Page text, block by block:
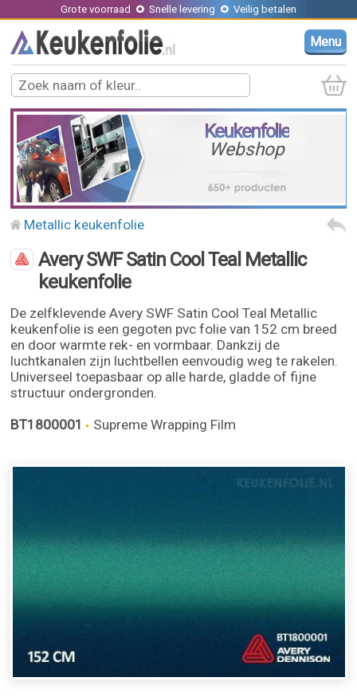
Grote voorraad Snelle levering Veilig betalen
Menu
Keukenfolie
Webshop
Metallic keukenfolie
Avery SWF Satin Cool Teal Metallic
keukenfolie
De zelfklevende Avery SWF Satin Cool Teal Metallic
keukenfolie is een gegoten pvc folie van 152 cm breed
en door warmte rek- en vormbaar. Dankzij de
luchtkanalen zijn luchtbellen eenvoudig weg te rakelen.
Universeel toepasbaar op alle harde, gladde of fijne
structuur ondergronden.
BT1800001
Supreme Wrapping Film